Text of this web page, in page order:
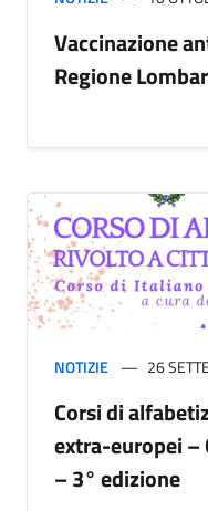
Vaccinazione
Regione
NOTIZIE 26
Corsi di
extra-europei –
– 3° edizione